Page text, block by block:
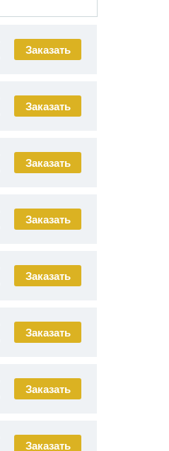
Заказать
Заказать
Заказать
Заказать
Заказать
Заказать
Заказать
Заказать